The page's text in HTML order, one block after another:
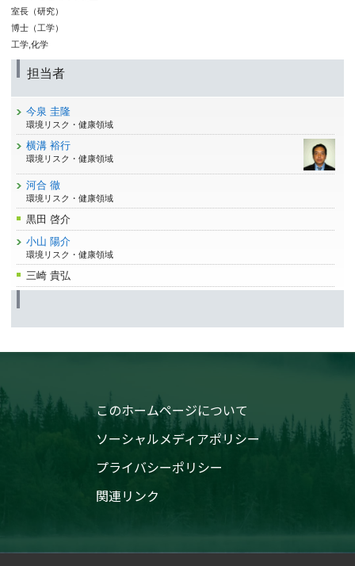
室長（研究）
博士（工学）
工学,化学
担当者
今泉 圭隆
環境リスク・健康領域
横溝 裕行
環境リスク・健康領域
河合 徹
環境リスク・健康領域
黒田 啓介
小山 陽介
環境リスク・健康領域
三崎 貴弘
このホームページについて
ソーシャルメディアポリシー
プライバシーポリシー
関連リンク